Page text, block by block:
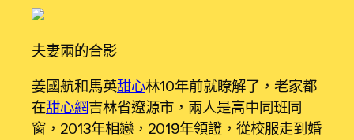
夫妻兩的合影
姜國航和馬英甜心林10年前就瞭解了，老家都
在甜心網吉林省遼源市，兩人是高中同班同
窗，2013年相戀，2019年領證，從校服走到婚